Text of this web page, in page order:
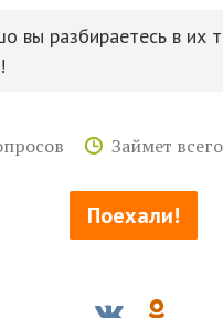
вы разбираетесь в их
Займет
Поехали!